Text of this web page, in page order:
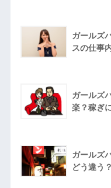
ガールズ
スの仕事
ガールズ
楽？稼ぎ
ガールズ
どう違う